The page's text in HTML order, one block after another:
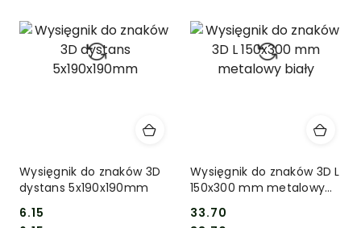
Wysięgnik do znaków 3D
dystans 5x190x190mm
6.15
Wysięgnik do znaków 3D L
150x300 mm metalowy
biały
33.70